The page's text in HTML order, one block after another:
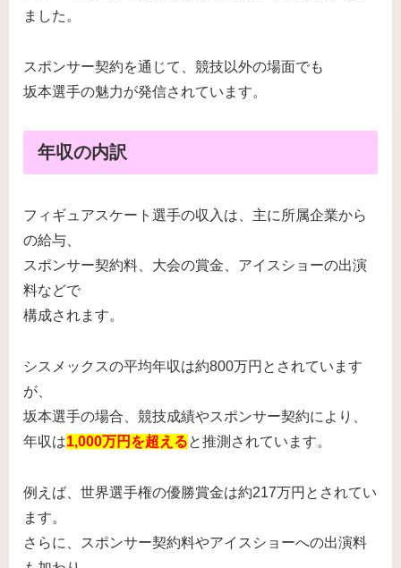
ました。
スポンサー契約を通じて、競技以外の場面でも
坂本選手の魅力が発信されています。
年収の内訳
フィギュアスケート選手の収入は、主に所属企業から
の給与、
スポンサー契約料、大会の賞金、アイスショーの出演
料などで
構成されます。
シスメックスの平均年収は約800万円とされています
が、
坂本選手の場合、競技成績やスポンサー契約により、
年収は1,000万円を超えると推測されています。
例えば、世界選手権の優勝賞金は約217万円とされてい
ます。
さらに、スポンサー契約料やアイスショーへの出演料